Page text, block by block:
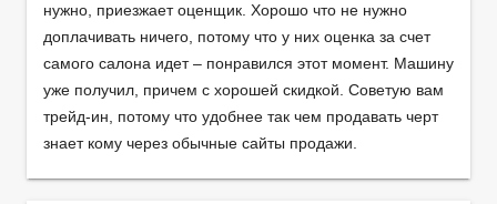
нужно, приезжает оценщик. Хорошо что не нужно
доплачивать ничего, потому что у них оценка за счет
самого салона идет – понравился этот момент. Машину
уже получил, причем с хорошей скидкой. Советую вам
трейд-ин, потому что удобнее так чем продавать черт
знает кому через обычные сайты продажи.